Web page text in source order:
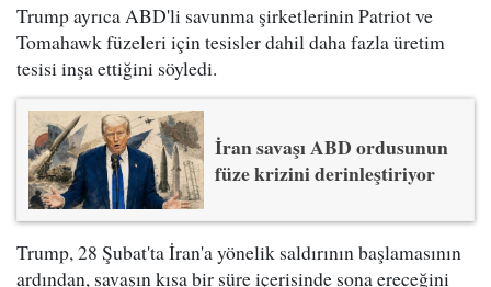
Trump ayrıca ABD'li savunma şirketlerinin Patriot ve
Tomahawk füzeleri için tesisler dahil daha fazla üretim
tesisi inşa ettiğini söyledi.
İran savaşı ABD ordusunun
füze krizini derinleştiriyor
Trump, 28 Şubat'ta İran'a yönelik saldırının başlamasının
ardından, savaşın kısa bir süre içerisinde sona ereceğini